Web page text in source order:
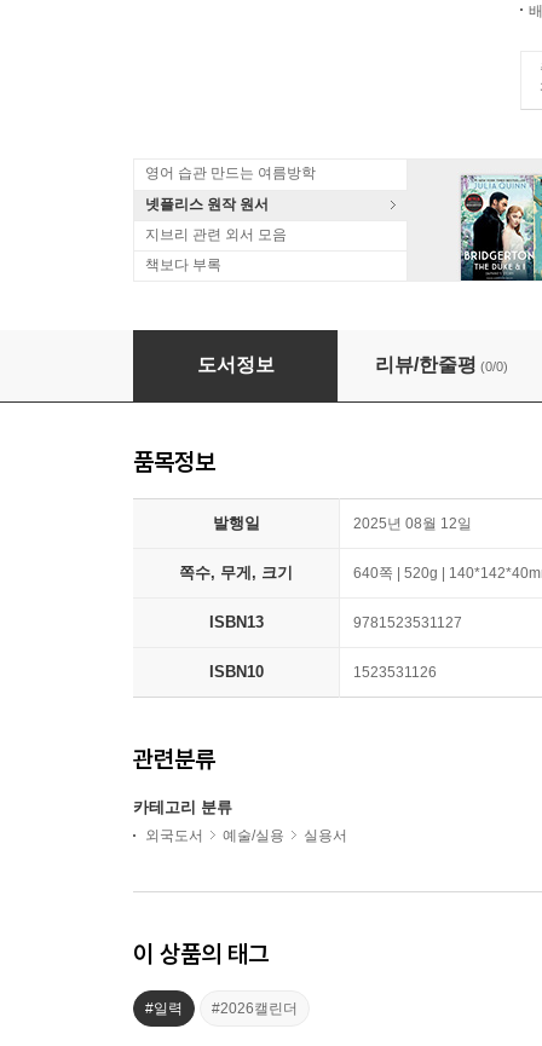
영어 습관 만드는 여름방학
넷플리스 원작 원서
지브리 관련 외서 모음
책보다 부록
Official 365 Sports Facts-A-Year Page-A-
도서정보 리뷰/한줄평 (0/0)
품목정보
발행일 2025년 08월 12일
쪽수, 무게, 크기 640쪽 | 520g |
ISBN13 9781523531127
ISBN10 1523531126
관련분류
카테고리 분류
외국도서 예술/실용 실용서
이 상품의 태그
#일력 #2026캘린더